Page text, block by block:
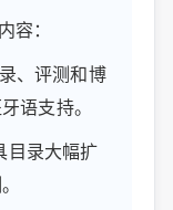
容：
、评测和博
语支持。
目录大幅扩